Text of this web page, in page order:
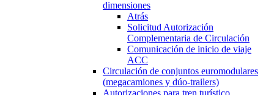
dimensiones
Atrás
Solicitud Autorización
Complementaria de Circulación
Comunicación de inicio de viaje
ACC
Circulación de conjuntos euromodulares
(megacamiones y dúo-trailers)